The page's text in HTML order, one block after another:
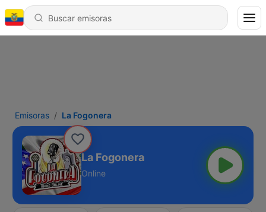
Emisoras La Fogonera
La Fogonera
Online